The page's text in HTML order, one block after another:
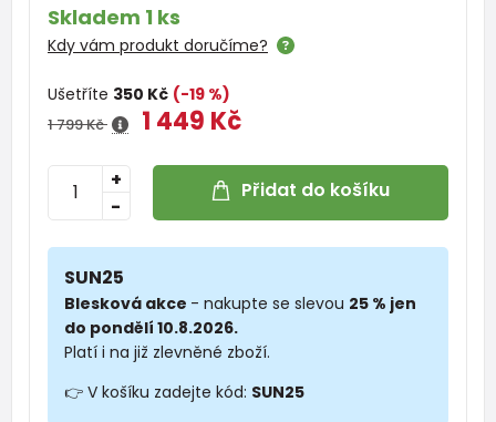
Skladem 1 ks
Kdy vám produkt doručíme?
Ušetříte 350 Kč (-19 %)
1 799 Kč 1 449 Kč
-
+ Přidat do košíku
SUN25
Blesková akce - nakupte se slevou 25 % jen
do pondělí 10.8.2026.
Platí i na již zlevněné zboží.
👉 V košíku zadejte kód: SUN25